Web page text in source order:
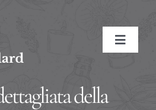
Toggle
della